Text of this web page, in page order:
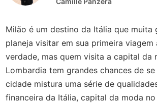
Milão é um destino da Itália que muita
planeja visitar em sua primeira viagem
verdade, mas quem visita a capital da
Lombardia tem grandes chances de
cidade mistura uma série de
financeira da Itália, capital da moda